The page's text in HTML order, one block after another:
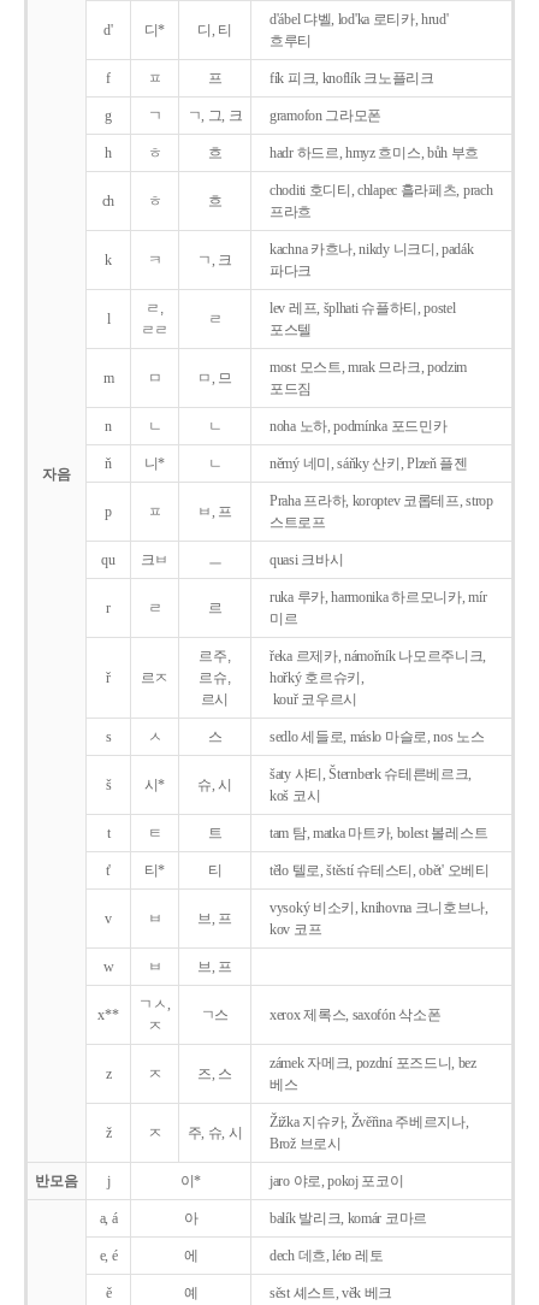
자음
d' 디* 디, 티
d'ábel 댜벨, lod'ka 로티카, hrud'
흐루티
f ㅍ 프 fík 피크, knoflík 크노플리크
g ㄱ ㄱ, 그, 크 gramofon 그라모폰
h ㅎ 흐 hadr 하드르, hmyz 흐미스, bůh 부흐
ch ㅎ 흐
choditi 호디티, chlapec 흘라페츠, prach
프라흐
k ㅋ ㄱ, 크
kachna 카흐나, nikdy 니크디, padák
파다크
l
ㄹ,
ㄹㄹ
ㄹ
lev 레프, šplhati 슈플하티, postel
포스텔
m ㅁ ㅁ, 므
most 모스트, mrak 므라크, podzim
포드짐
n ㄴ ㄴ noha 노하, podmínka 포드민카
ň 니* ㄴ němý 네미, sáňky 산키, Plzeň 플젠
p ㅍ ㅂ, 프
Praha 프라하, koroptev 코롭테프, strop
스트로프
qu 크ㅂ ㅡ quasi 크바시
r ㄹ 르
ruka 루카, harmonika 하르모니카, mír
미르
ř 르ㅈ
르주,
르슈,
르시
řeka 르제카, námořník 나모르주니크,
hořký 호르슈키,
kouř 코우르시
s ㅅ 스 sedlo 세들로, máslo 마슬로, nos 노스
š 시* 슈, 시
šaty 샤티, Šternberk 슈테른베르크,
koš 코시
t ㅌ 트 tam 탐, matka 마트카, bolest 볼레스트
t' 티* 티 tělo 텔로, štěstí 슈테스티, obět' 오베티
v ㅂ 브, 프
vysoký 비소키, knihovna 크니호브나,
kov 코프
w ㅂ 브, 프
x**
ㄱㅅ,
ㅈ
ㄱ스 xerox 제록스, saxofón 삭소폰
z ㅈ 즈, 스
zámek 자메크, pozdní 포즈드니, bez
베스
ž ㅈ 주, 슈, 시
Žižka 지슈카, Žvěřina 주베르지나,
Brož 브로시
반모음 j 이* jaro 야로, pokoj 포코이
a, á 아 balík 발리크, komár 코마르
e, é 에 dech 데흐, léto 레토
ě 예 sěst 셰스트, věk 베크